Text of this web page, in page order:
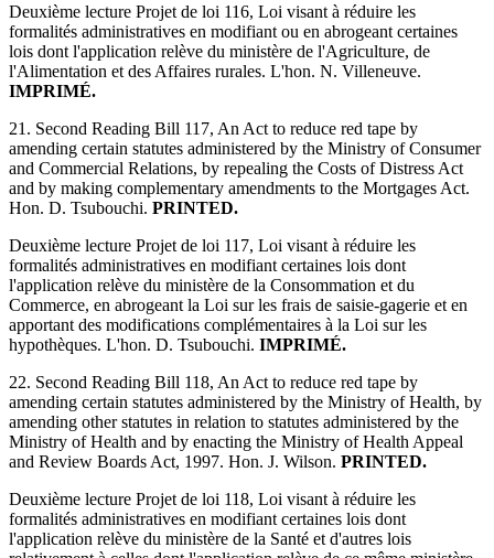
Deuxième lecture Projet de loi 116, Loi visant à réduire les
formalités administratives en modifiant ou en abrogeant certaines
lois dont l'application relève du ministère de l'Agriculture, de
l'Alimentation et des Affaires rurales. L'hon. N. Villeneuve.
IMPRIMÉ.
21. Second Reading Bill 117, An Act to reduce red tape by
amending certain statutes administered by the Ministry of Consumer
and Commercial Relations, by repealing the Costs of Distress Act
and by making complementary amendments to the Mortgages Act.
Hon. D. Tsubouchi. PRINTED.
Deuxième lecture Projet de loi 117, Loi visant à réduire les
formalités administratives en modifiant certaines lois dont
l'application relève du ministère de la Consommation et du
Commerce, en abrogeant la Loi sur les frais de saisie-gagerie et en
apportant des modifications complémentaires à la Loi sur les
hypothèques. L'hon. D. Tsubouchi. IMPRIMÉ.
22. Second Reading Bill 118, An Act to reduce red tape by
amending certain statutes administered by the Ministry of Health, by
amending other statutes in relation to statutes administered by the
Ministry of Health and by enacting the Ministry of Health Appeal
and Review Boards Act, 1997. Hon. J. Wilson. PRINTED.
Deuxième lecture Projet de loi 118, Loi visant à réduire les
formalités administratives en modifiant certaines lois dont
l'application relève du ministère de la Santé et d'autres lois